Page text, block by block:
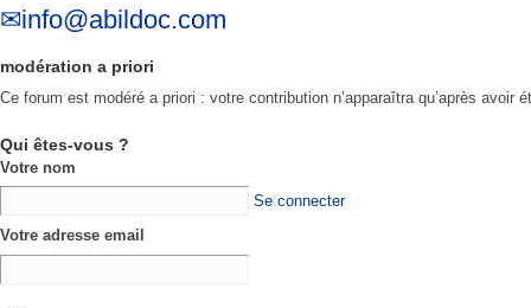
info@abildoc.com
modération a priori
Ce forum est modéré a priori : votre contribution n’apparaîtra qu’après avoir
Qui êtes-vous ?
Votre nom
Se connecter
Votre adresse email